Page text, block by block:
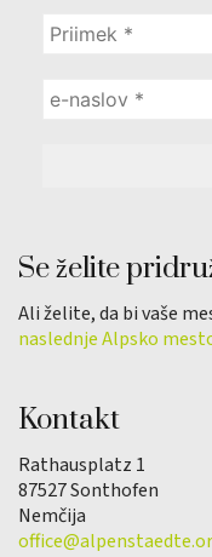
Se želite
Ali želite, da bi vaše
naslednje Alpsko
Kontakt
Rathausplatz 1
87527 Sonthofen
Nemčija